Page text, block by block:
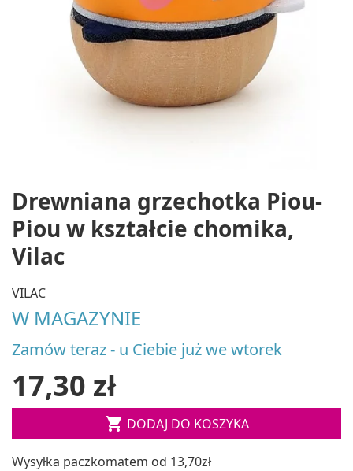
Drewniana grzechotka Piou-
Piou w kształcie chomika,
Vilac
VILAC
W MAGAZYNIE
Zamów teraz - u Ciebie już we wtorek
17,30 zł
 DODAJ DO KOSZYKA
Wysyłka paczkomatem od 13,70zł